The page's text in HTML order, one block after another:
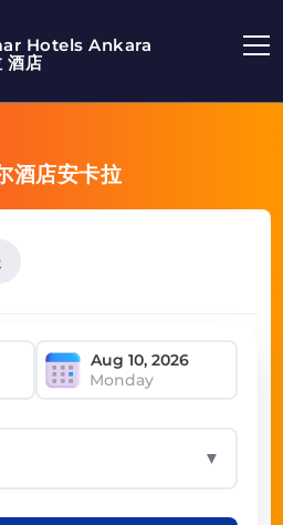
Hotels Ankara
酒店
酒店安卡拉
Monday
▼